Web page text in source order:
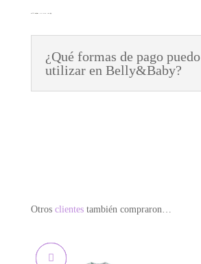
¿Qué formas de pago puedo
utilizar en Belly&Baby?
Otros clientestambién compraron…